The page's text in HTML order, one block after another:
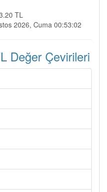
TL
2026, Cuma 00:53:02
Değer Çevirileri